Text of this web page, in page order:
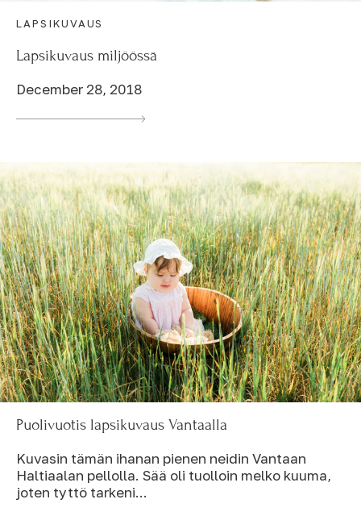
LAPSIKUVAUS
Lapsikuvaus miljöössä
December 28, 2018
Puolivuotis lapsikuvaus Vantaalla
Kuvasin tämän ihanan pienen neidin Vantaan
Haltiaalan pellolla. Sää oli tuolloin melko kuuma,
joten tyttö tarkeni...